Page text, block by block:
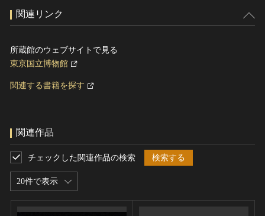
関連リンク
所蔵館のウェブサイトで見る
東京国立博物館
関連する書籍を探す
関連作品
20件で表示
チェックした関連作品の検索 検索する